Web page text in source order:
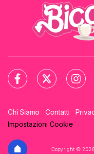
Chi Siamo Contatti
Impostazioni Cookie
Copyright ©